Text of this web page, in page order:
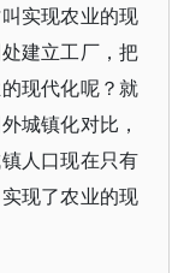
实现农业的现
建立工厂，把
现代化呢？就
城镇化对比，
人口现在只有
现了农业的现